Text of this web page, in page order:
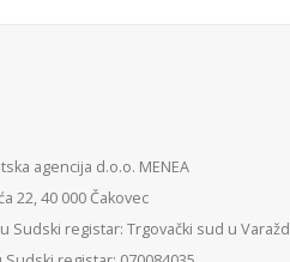
agencija d.o.o. MENEA
22, 40 000 Čakovec
Sudski registar: Trgovački sud u